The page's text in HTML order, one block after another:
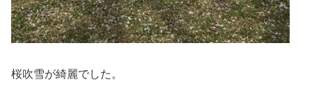
桜吹雪が綺麗でした。